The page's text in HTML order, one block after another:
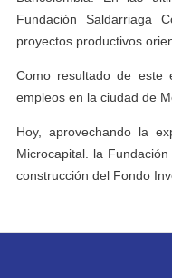
Fundación
proyectos productivos
Como resultado de este
empleos en la ciudad de
Hoy, aprovechando la
Microcapital. la
construcción del Fondo